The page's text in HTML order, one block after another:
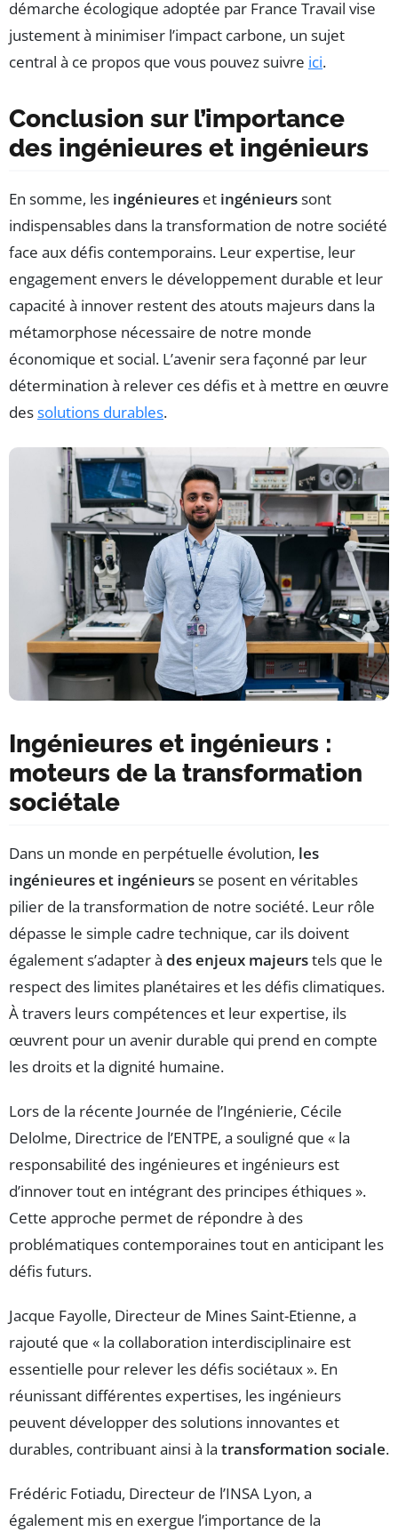
démarche écologique adoptée par France Travail vise
justement à minimiser l’impact carbone, un sujet
central à ce propos que vous pouvez suivre ici.
Conclusion sur l’importance
des ingénieures et ingénieurs
En somme, les ingénieures et ingénieurssont
indispensables dans la transformation de notre société
face aux défis contemporains. Leur expertise, leur
engagement envers le développement durable et leur
capacité à innover restent des atouts majeurs dans la
métamorphose nécessaire de notre monde
économique et social. L’avenir sera façonné par leur
détermination à relever ces défis et à mettre en œuvre
dessolutions durables.
Ingénieures et ingénieurs :
moteurs de la transformation
sociétale
Dans un monde en perpétuelle évolution, les
ingénieures et ingénieursse posent en véritables
pilier de la transformation de notre société. Leur rôle
dépasse le simple cadre technique, car ils doivent
également s’adapter à des enjeux majeurstels que le
respect des limites planétaires et les défis climatiques.
À travers leurs compétences et leur expertise, ils
œuvrent pour un avenir durable qui prend en compte
les droits et la dignité humaine.
Lors de la récente Journée de l’Ingénierie, Cécile
Delolme, Directrice de l’ENTPE, a souligné que « la
responsabilité des ingénieures et ingénieurs est
d’innover tout en intégrant des principes éthiques ».
Cette approche permet de répondre à des
problématiques contemporaines tout en anticipant les
défis futurs.
Jacque Fayolle, Directeur de Mines Saint-Etienne, a
rajouté que « la collaboration interdisciplinaire est
essentielle pour relever les défis sociétaux ». En
réunissant différentes expertises, les ingénieurs
peuvent développer des solutions innovantes et
durables, contribuant ainsi à la transformation sociale.
Frédéric Fotiadu, Directeur de l’INSA Lyon, a
également mis en exergue l’importance de la